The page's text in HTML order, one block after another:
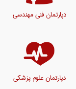
دپارتمان فنی مهندسی
دپارتمان علوم پزشکی